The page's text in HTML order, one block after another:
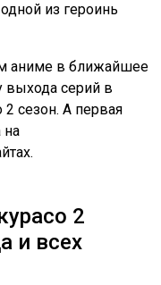
из героинь
аниме в ближайшее
выхода серий в
сезон. А первая
на
2
и всех